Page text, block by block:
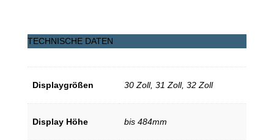
TECHNISCHE DATEN
Displaygrößen 30 Zoll, 31 Zoll, 32 Zoll
Display Höhe bis 484mm